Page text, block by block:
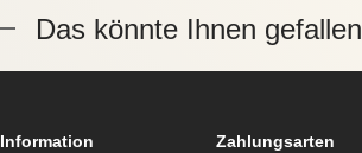
Das könnte Ihnen gefallen
Information Zahlungsarten